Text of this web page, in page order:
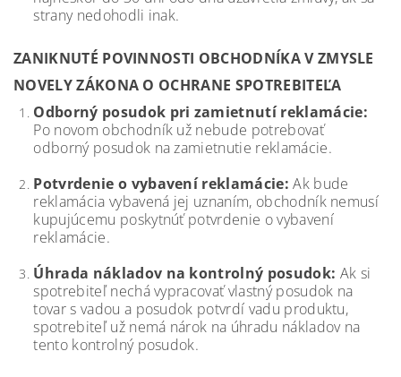
strany nedohodli inak.
ZANIKNUTÉ POVINNOSTI OBCHODNÍKA V ZMYSLE
NOVELY ZÁKONA O OCHRANE SPOTREBITEĽA
Odborný posudok pri zamietnutí reklamácie:
Po novom obchodník už nebude potrebovať
odborný posudok na zamietnutie reklamácie.
Potvrdenie o vybavení reklamácie: Ak bude
reklamácia vybavená jej uznaním, obchodník nemusí
kupujúcemu poskytnúť potvrdenie o vybavení
reklamácie.
Úhrada nákladov na kontrolný posudok: Ak si
spotrebiteľ nechá vypracovať vlastný posudok na
tovar s vadou a posudok potvrdí vadu produktu,
spotrebiteľ už nemá nárok na úhradu nákladov na
tento kontrolný posudok.